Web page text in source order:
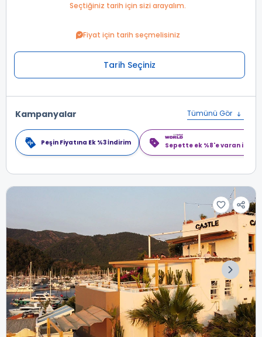
Seçtiğiniz tarih için sizi arayalım.
Fiyat için tarih seçmelisiniz
Tarih Seçiniz
Kampanyalar Tümünü Gör
Peşin Fiyatına Ek %3 İndirim Sepette ek %8'e varan